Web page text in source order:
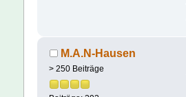
M.A.N-Hausen
> 250 Beiträge